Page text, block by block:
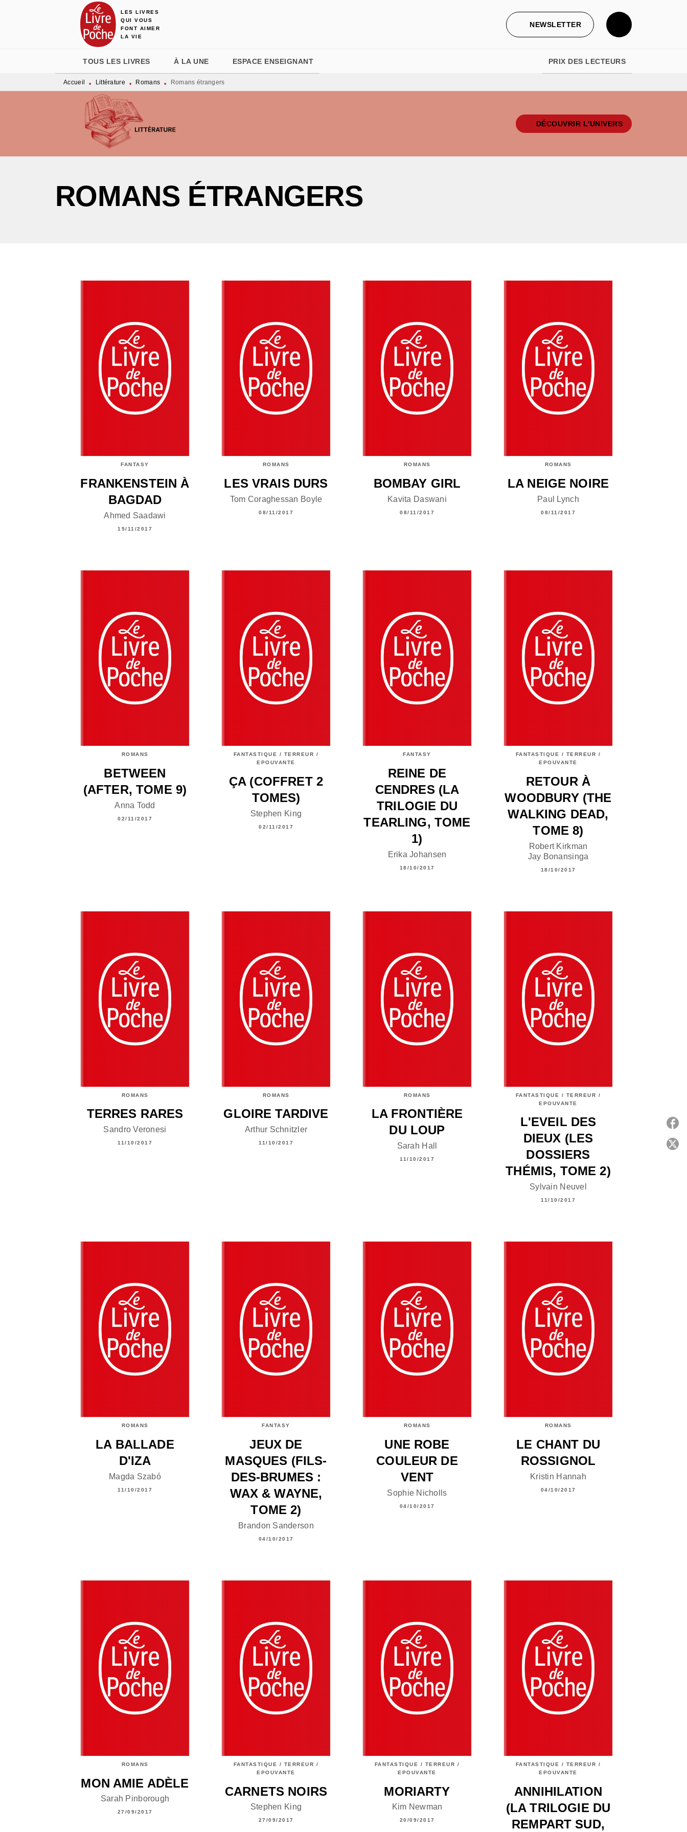
MENU RECHERCHE
LES LIVRES
QUI VOUS
FONT AIMER
LA VIE
NEWSLETTER
TOUS LES LIVRES À LA UNE ESPACE ENSEIGNANT PRIX DES LECTEURS
Accueil • Littérature • Romans • Romans étrangers
DÉCOUVRIR L'UNIVERS
ROMANS ÉTRANGERS
FANTASY
FRANKENSTEIN À
BAGDAD
Ahmed Saadawi
15/11/2017
ROMANS
LES VRAIS DURS
Tom Coraghessan Boyle
08/11/2017
ROMANS
BOMBAY GIRL
Kavita Daswani
08/11/2017
ROMANS
LA NEIGE NOIRE
Paul Lynch
08/11/2017
ROMANS
BETWEEN
(AFTER, TOME 9)
Anna Todd
02/11/2017
FANTASTIQUE / TERREUR /
EPOUVANTE
ÇA (COFFRET 2
TOMES)
Stephen King
02/11/2017
FANTASY
REINE DE
CENDRES (LA
TRILOGIE DU
TEARLING, TOME
1)
Erika Johansen
18/10/2017
FANTASTIQUE / TERREUR /
EPOUVANTE
RETOUR À
WOODBURY (THE
WALKING DEAD,
TOME 8)
Robert Kirkman
Jay Bonansinga
18/10/2017
ROMANS
TERRES RARES
Sandro Veronesi
11/10/2017
ROMANS
GLOIRE TARDIVE
Arthur Schnitzler
11/10/2017
ROMANS
LA FRONTIÈRE
DU LOUP
Sarah Hall
11/10/2017
FANTASTIQUE / TERREUR /
EPOUVANTE
L'EVEIL DES
DIEUX (LES
DOSSIERS
THÉMIS, TOME 2)
Sylvain Neuvel
11/10/2017
ROMANS
LA BALLADE
D'IZA
Magda Szabó
11/10/2017
FANTASY
JEUX DE
MASQUES (FILS-
DES-BRUMES :
WAX & WAYNE,
TOME 2)
Brandon Sanderson
04/10/2017
ROMANS
UNE ROBE
COULEUR DE
VENT
Sophie Nicholls
04/10/2017
ROMANS
LE CHANT DU
ROSSIGNOL
Kristin Hannah
04/10/2017
ROMANS
MON AMIE ADÈLE
Sarah Pinborough
27/09/2017
FANTASTIQUE / TERREUR /
EPOUVANTE
CARNETS NOIRS
Stephen King
27/09/2017
FANTASTIQUE / TERREUR /
EPOUVANTE
MORIARTY
Kim Newman
20/09/2017
FANTASTIQUE / TERREUR /
EPOUVANTE
ANNIHILATION
(LA TRILOGIE DU
REMPART SUD,